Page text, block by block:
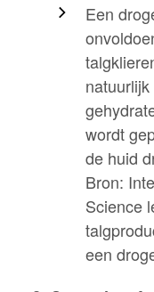
Een
wordt
de huid
Bron:
Science
een